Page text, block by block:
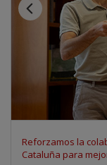
Participamos en el
los usos de los